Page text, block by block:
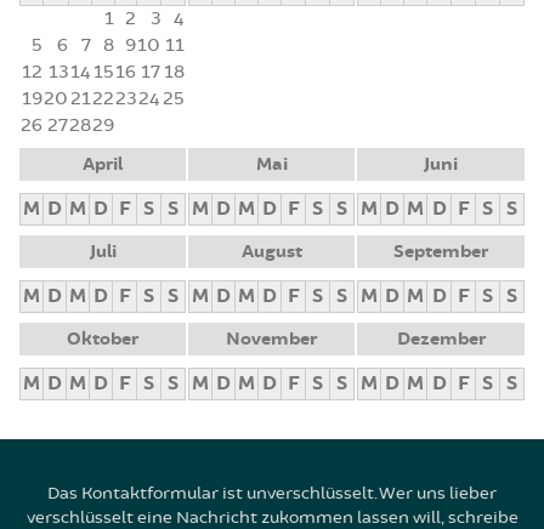
1 2 3 4
5
6 7 8 910 11
12 1314 1516 17 18
19202122232425
26 272829
April
M D M D F S S
Mai
M D M D F S S
Juni
M D M D F S S
Juli
M D M D F S S
August
M D M D F S S
September
M D M D F S S
Oktober
M D M D F S S
November
M D M D F S S
Dezember
M D M D F S S
Das Kontaktformular ist unverschlüsselt. Wer uns lieber
verschlüsselt eine Nachricht zukommen lassen will, schreibe